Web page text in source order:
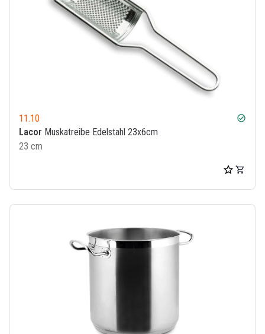
11.10 check_circle
Lacor Muskatreibe Edelstahl 23x6cm
23 cm